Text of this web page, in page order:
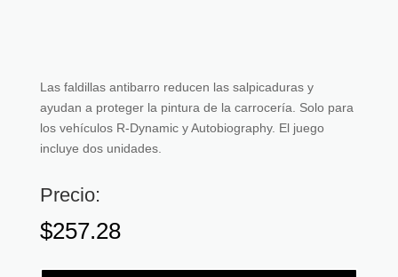
Las faldillas antibarro reducen las salpicaduras y
ayudan a proteger la pintura de la carrocería. Solo para
los vehículos R-Dynamic y Autobiography. El juego
incluye dos unidades.
Precio:
$257.28